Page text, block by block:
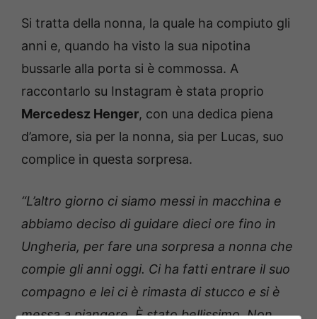
Si tratta della nonna, la quale ha compiuto gli
anni e, quando ha visto la sua nipotina
bussarle alla porta si è commossa. A
raccontarlo su Instagram è stata proprio
Mercedesz Henger, con una dedica piena
d’amore, sia per la nonna, sia per Lucas, suo
complice in questa sorpresa.
“L’altro giorno ci siamo messi in macchina e
abbiamo deciso di guidare dieci ore fino in
Ungheria, per fare una sorpresa a nonna che
compie gli anni oggi. Ci ha fatti entrare il suo
compagno e lei ci è rimasta di stucco e si è
messa a piangere. È stato bellissimo. Non